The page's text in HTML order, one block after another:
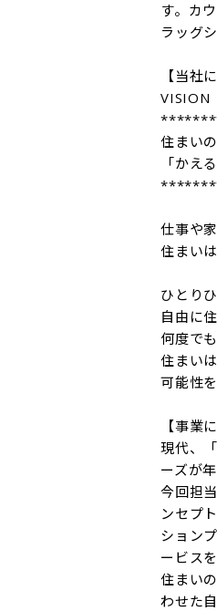
す。カ
ラッグ
【当社
VISION
住まい
「かえ
仕事や
住まい
ひとり
自由に
何度で
住まい
可能性
【事業
現代、
ーズが
今回担
ンセプ
ション
ービス
住まい
わせた